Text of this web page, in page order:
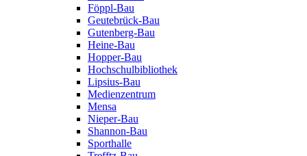
Föppl-Bau
Geutebrück-Bau
Gutenberg-Bau
Heine-Bau
Hopper-Bau
Hochschulbibliothek
Lipsius-Bau
Medienzentrum
Mensa
Nieper-Bau
Shannon-Bau
Sporthalle